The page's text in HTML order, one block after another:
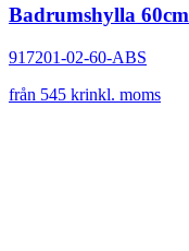
Badrumshylla 60cm
917201-02-60-ABS
från 545 krinkl. moms